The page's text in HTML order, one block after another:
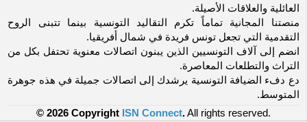
العائلية والعلاقات الأصيلة.
منصتنا المجانية تماماً تكرم التقاليد التونسية بينما تتبنى الروح
التقدمية التي تجعل تونس فريدة في شمال أفريقيا.
انضم إلى آلاف التونسيين الذين يبنون اتصالات معنوية تحتفل بكل من
التراث والتطلعات المعاصرة.
دع دفء الضيافة التونسية يرشدك إلى اتصالات جميلة في هذه جوهرة
المتوسط.
© 2026 Copyright ISN Connect.All rights reserved.